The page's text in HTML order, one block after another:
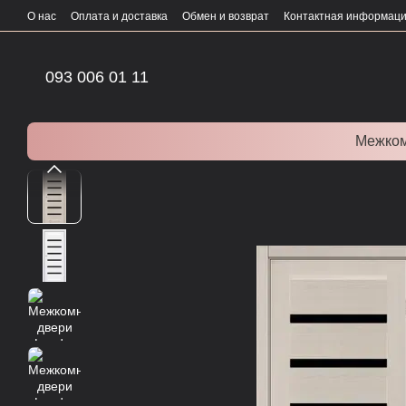
Перейти к основному контенту
О нас Оплата и доставка Обмен и возврат Контактная
093 006 01 11